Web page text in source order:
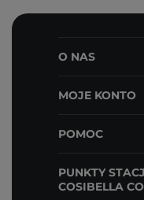
O NAS
MOJE KONTO
POMOC
PUNKTY
COSIBELLA